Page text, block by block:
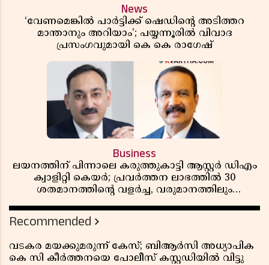
News
‘വേണമെങ്കിൽ പാർട്ടിക്ക് ഷെഡിൻ്റെ അടിത്തറ
മാന്താനും അറിയാം’; പയ്യന്നൂരിൽ വിവാദ
പ്രസംഗവുമായി കെ കെ രാഗേഷ്
Business
ലയനത്തിന് പിന്നാലെ കരുത്തുകാട്ടി ആസ്റ്റർ ഡിഎം
ക്വാളിറ്റി കെയർ; പ്രവർത്തന ലാഭത്തിൽ 30
ശതമാനത്തിൻ്റെ വളർച്ച, വരുമാനത്തിലും
റിപ്പോർട്ട് പുറത്ത്
Recommended
വടകര മയക്കുമരുന്ന് കേസ്; ബിആർസി അധ്യാപിക
കെ സി കീർത്തനയെ പോലീസ് കസ്റ്റഡിയിൽ വിട്ടു